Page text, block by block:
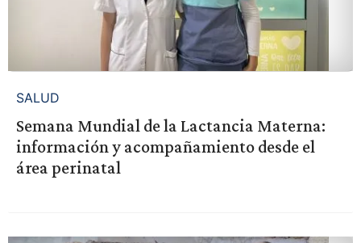
SALUD
Semana Mundial de la Lactancia Materna:
información y acompañamiento desde el
área perinatal